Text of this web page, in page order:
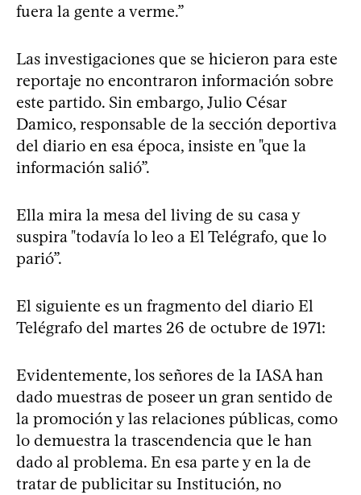
fuera la gente a verme.”
Las investigaciones que se hicieron para este
reportaje no encontraron información sobre
este partido. Sin embargo, Julio César
Damico, responsable de la sección deportiva
del diario en esa época, insiste en "que la
información salió”.
Ella mira la mesa del living de su casa y
suspira "todavía lo leo a El Telégrafo, que lo
parió”.
El siguiente es un fragmento del diario El
Telégrafo del martes 26 de octubre de 1971:
Evidentemente, los señores de la IASA han
dado muestras de poseer un gran sentido de
la promoción y las relaciones públicas, como
lo demuestra la trascendencia que le han
dado al problema. En esa parte y en la de
tratar de publicitar su Institución, no